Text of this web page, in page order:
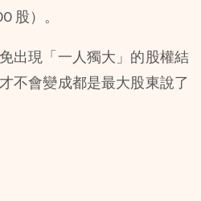
股）。
出現「一人獨大」的股權結
不會變成都是最大股東說了